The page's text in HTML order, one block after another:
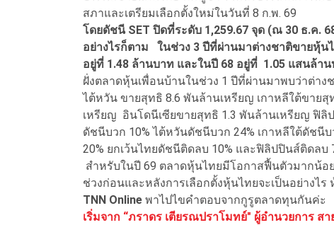
สภาและเตรียมเลือกตั้งใหม่ในวันที่ 8 ก.พ. 69
โดยดัชนี SET ปิดที่ระดับ 1,259.67 จุด (ณ 30 ธ.ค.
อย่างไรก็ตาม ในช่วง 3 ปีที่ผ่านมาต่างชาติขายหุ้น
อยู่ที่ 1.48 ล้านบาท และในปี 68 อยู่ที่ 1.05 แสนล้า
ฝั่งตลาดหุ้นเพื่อนบ้านในช่วง 1 ปีที่ผ่านมาพบว่าต่า
ไต้หวัน ขายสุทธิ 8.6 พันล้านเหรียญ เกาหลีใต้ขาย
เหรียญ อินโดนีเซียขายสุทธิ 1.3 พันล้านเหรียญ ฟิ
ดัชนีบวก 10% ไต้หวันดัชนีบวก 24% เกาหลีใต้ดัชนี
20% ยกเว้นไทยดัชนีติดลบ 10% และฟิลิปปินส์ติดลบ
สำหรับในปี 69 ตลาดหุ้นไทยมีโอกาสฟื้นตัวมากน้
ช่วงก่อนและหลังการเลือกตั้งหุ้นไทยจะเป็นอย่าง
TNN Online พาไปไขคำตอบจากกูรูตลาดทุนกันค่ะ
เริ่มจาก “ภราดร เตียรณปราโมทย์" ผู้อำนวยการ สา